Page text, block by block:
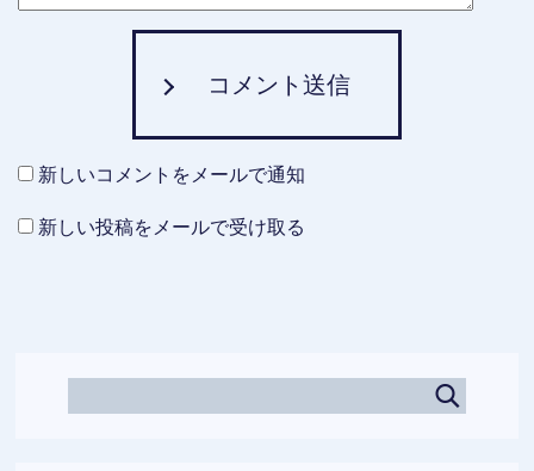
コメント送信
新しいコメントをメールで通知
新しい投稿をメールで受け取る